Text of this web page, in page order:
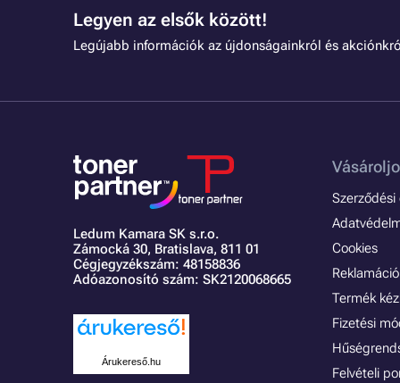
Legyen az elsők között!
Legújabb információk az újdonságainkról és
Ledum Kamara SK s.r.o.
Zámocká 30, Bratislava, 811 01
Cégjegyzékszám: 48158836
Adóazonosító szám: SK2120068665
Árukereső.hu
Cookies
Termék
Fizetési
Felvételi